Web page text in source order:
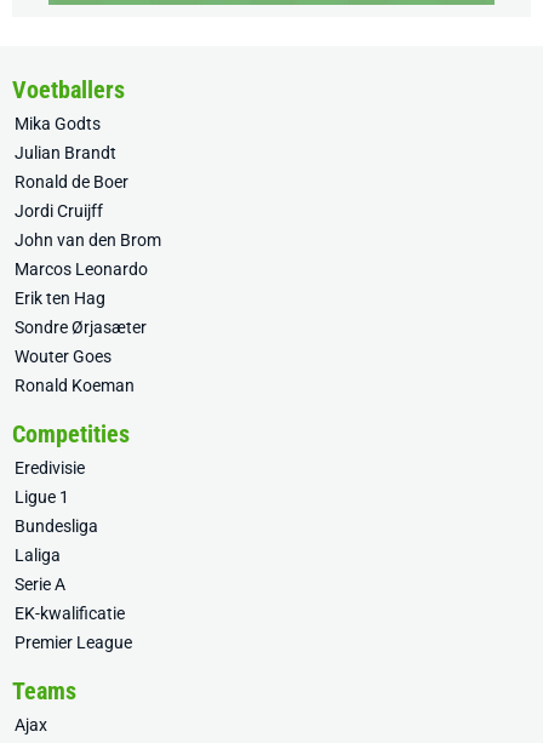
Voetballers
Mika Godts
Julian Brandt
Ronald de Boer
Jordi Cruijff
John van den Brom
Marcos Leonardo
Erik ten Hag
Sondre Ørjasæter
Wouter Goes
Ronald Koeman
Competities
Eredivisie
Ligue 1
Bundesliga
Laliga
Serie A
EK-kwalificatie
Premier League
Teams
Ajax